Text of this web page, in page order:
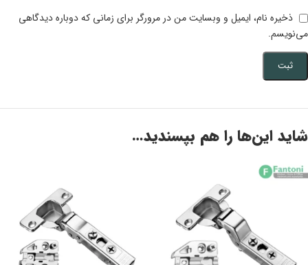
ذخیره نام، ایمیل و وبسایت من در مرورگر برای زمانی که دوباره دیدگاهی
می‌نویسم.
شاید این‌ها را هم بپسندید…